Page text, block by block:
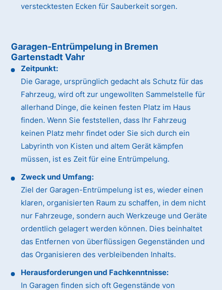
verstecktesten Ecken für Sauberkeit sorgen.
Garagen-Entrümpelung in Bremen
Gartenstadt Vahr
Zeitpunkt:
Die Garage, ursprünglich gedacht als Schutz für das
Fahrzeug, wird oft zur ungewollten Sammelstelle für
allerhand Dinge, die keinen festen Platz im Haus
finden. Wenn Sie feststellen, dass Ihr Fahrzeug
keinen Platz mehr findet oder Sie sich durch ein
Labyrinth von Kisten und altem Gerät kämpfen
müssen, ist es Zeit für eine Entrümpelung.
Zweck und Umfang:
Ziel der Garagen-Entrümpelung ist es, wieder einen
klaren, organisierten Raum zu schaffen, in dem nicht
nur Fahrzeuge, sondern auch Werkzeuge und Geräte
ordentlich gelagert werden können. Dies beinhaltet
das Entfernen von überflüssigen Gegenständen und
das Organisieren des verbleibenden Inhalts.
Herausforderungen und Fachkenntnisse:
In Garagen finden sich oft Gegenstände von